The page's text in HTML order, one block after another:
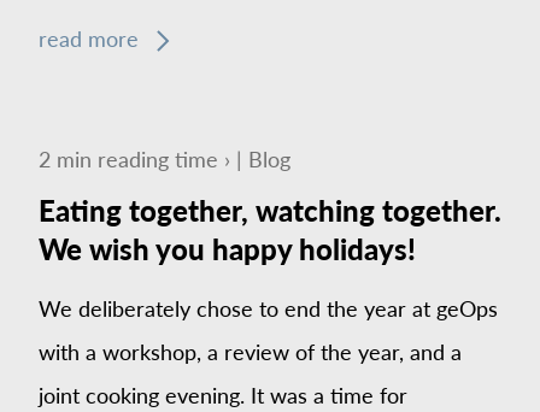
read more
2 min reading time › | Blog
Eating together, watching together.
We wish you happy holidays!
We deliberately chose to end the year at geOps
with a workshop, a review of the year, and a
joint cooking evening. It was a time for